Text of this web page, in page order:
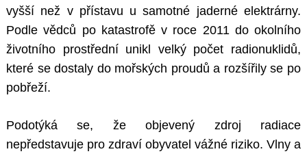
vyšší než v přístavu u samotné jaderné elektrárny.
Podle vědců po katastrofě v roce 2011 do okolního
životního prostřední unikl velký počet radionuklidů,
které se dostaly do mořských proudů a rozšířily se po
pobřeží.
Podotýká se, že objevený zdroj radiace
nepředstavuje pro zdraví obyvatel vážné riziko. Vlny a